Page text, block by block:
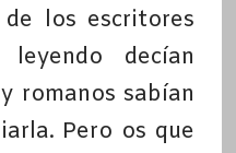
los escritores
decían
romanos sabían
Pero os que